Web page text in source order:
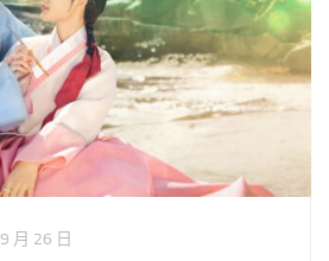
月 26 日